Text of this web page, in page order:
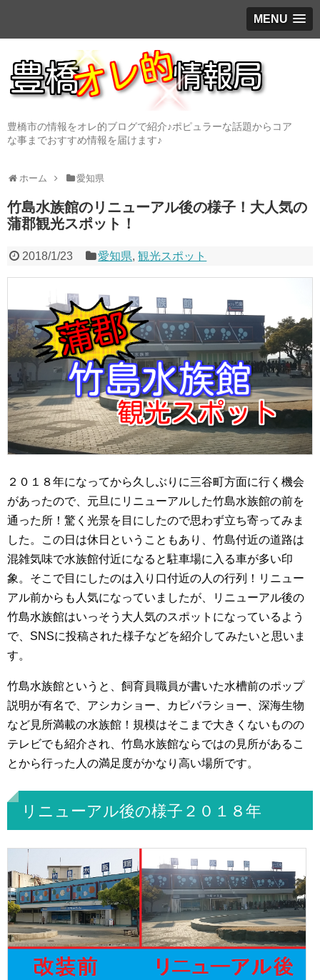
MENU
豊橋市の情報をオレ的ブログで紹介♪ポピュラーな話題からコア
な事までおすすめ情報を届けます♪
ホーム 愛知県
竹島水族館のリニューアル後の様子！大人気の
蒲郡観光スポット！
2018/1/23 愛知県,観光スポット
２０１８年になってから久しぶりに三谷町方面に行く機会
があったので、元旦にリニューアルした竹島水族館の前を
通った所！驚く光景を目にしたので思わず立ち寄ってみま
した。この日は休日ということもあり、竹島付近の道路は
混雑気味で水族館付近になると駐車場に入る車が多い印
象。そこで目にしたのは入り口付近の人の行列！リニュー
アル前からも人気になっていましたが、リニューアル後の
竹島水族館はいっそう大人気のスポットになっているよう
で、SNSに投稿された様子などを紹介してみたいと思いま
す。
竹島水族館というと、飼育員職員が書いた水槽前のポップ
説明が有名で、アシカショー、カピバラショー、深海生物
など見所満載の水族館！規模はそこまで大きくないものの
テレビでも紹介され、竹島水族館ならではの見所があるこ
とから行った人の満足度がかなり高い場所です。
リニューアル後の様子２０１８年